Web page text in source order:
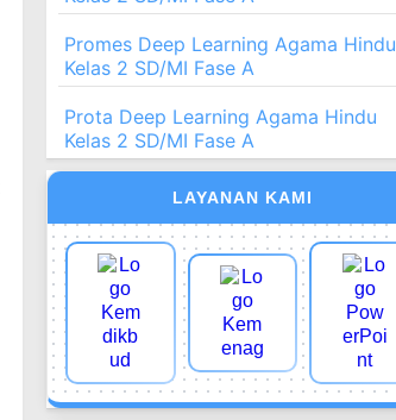
Promes Deep Learning Agama Hindu
Kelas 2 SD/MI Fase A
Prota Deep Learning Agama Hindu
Kelas 2 SD/MI Fase A
LAYANAN KAMI